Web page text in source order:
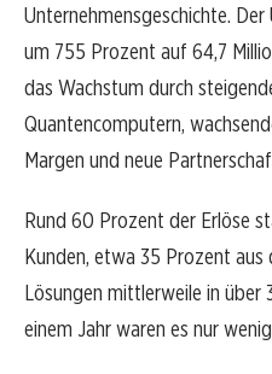
Unternehmensgeschichte.
um 755 Prozent auf 64,7
das Wachstum durch
Quantencomputern,
Margen und neue
Rund 60 Prozent der Erlöse
Kunden, etwa 35 Prozent aus
Lösungen mittlerweile in
einem Jahr waren es nur